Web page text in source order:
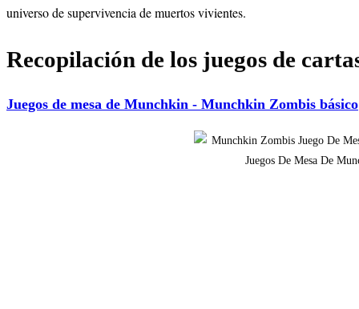
universo de supervivencia de muertos vivientes.
Recopilación de los juegos de
Juegos de mesa de Munchkin - Munchkin Zombis básico